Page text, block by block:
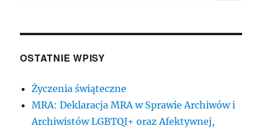
OSTATNIE WPISY
Życzenia świąteczne
MRA: Deklaracja MRA w Sprawie Archiwów i
Archiwistów LGBTQI+ oraz Afektywnej,